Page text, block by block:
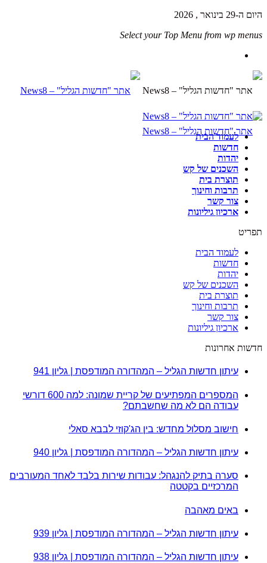
היום ה-29 בינואר , 2026
Select your Top Menu from wp menus
לעמוד הבית
חדשות
יהדות
השכנים של קש
תוצרת בית
תרבות וחינוך
צור קשר
ארכיון גיליונות
תפריט
לעמוד הבית
חדשות
יהדות
השכנים של קש
תוצרת בית
תרבות וחינוך
צור קשר
ארכיון גיליונות
חדשות אחרונות
עיתון חדשות הגליל – המהדורה המודפסת | גליון 941
המספרים המפתיעים של קריית שמונה: למה 600 דורשי
עבודה הם לא מה שחשבתם?
חישוב מסלול מחדש: בין הג'קוזי לבבא סאלי
עיתון חדשות הגליל – המהדורה המודפסת | גליון 940
סערה בתיק להנגהל: עבודות שירות בלבד לאחד המעורבים
המרכזיים בקטטה
באים מאהבה
עיתון חדשות הגליל – המהדורה המודפסת | גליון 939
עיתון חדשות הגליל – המהדורה המודפסת | גליון 938